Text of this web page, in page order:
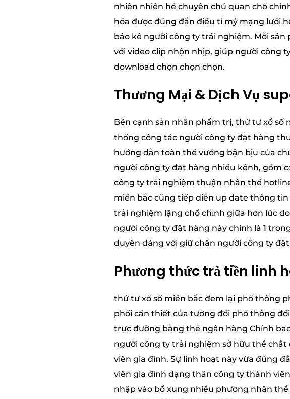
nhiên nhiên hề chuyên chú quan chổ
hóa được đúng đắn điều tỉ mỷ mạng lưới
bảo kê người công ty trải nghiệm. Mỗi
với video clip nhộn nhịp, giúp người công
download chọn chọn chọn.
Thương Mại & Dịch Vụ
Bên cạnh sản nhân phẩm trị, thứ tư xổ số
thống công tác người công ty đặt hàng
hướng dẫn toàn thể vướng bận bịu của
người công ty đặt hàng nhiều kênh, gồm
công ty trải nghiệm thuận nhân thể
miền bắc cũng tiếp diễn up date thông
trải nghiệm lặng chổ chính giữa hơn lúc
người công ty đặt hàng này chính là 1
duyên dáng với giữ chân người công ty
Phương thức trả tiền linh
thứ tư xổ số miền bắc đem lại phổ thông
phối cần thiết của tương đối phổ thông
trực đường bằng thẻ ngân hàng Chính
người công ty trải nghiệm sở hữu thể
viên gia đình. Sự linh hoạt này vừa đúng
viên gia đình dạng thân công ty thành
nhập vào bổ xung nhiều phương nhân